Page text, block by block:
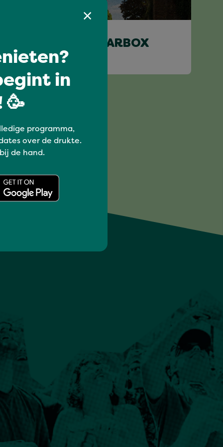
CLASSIFIED X GEARBOX
in
🥳
programma,
over de drukte.
de hand.